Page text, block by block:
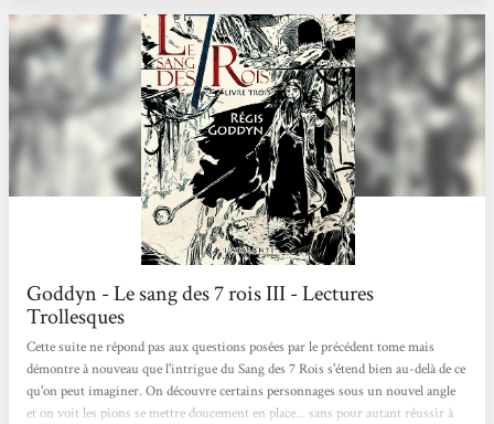
Goddyn - Le sang des 7 rois III - Lectures
Trollesques
Cette suite ne répond pas aux questions posées par le précédent tome mais
démontre à nouveau que l'intrigue du Sang des 7 Rois s'étend bien au-delà de ce
qu'on peut imaginer. On découvre certains personnages sous un nouvel angle
et on voit les pions se mettre doucement en place... sans pour autant réussir à